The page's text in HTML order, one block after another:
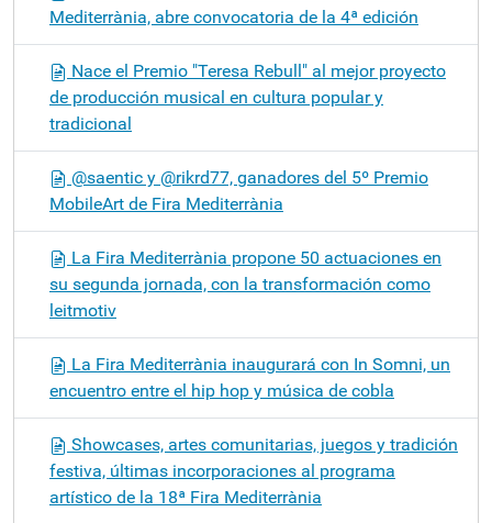
Mediterrània, abre convocatoria de la 4ª edición
Nace el Premio "Teresa Rebull" al mejor proyecto
de producción musical en cultura popular y
tradicional
@saentic y @rikrd77, ganadores del 5º Premio
MobileArt de Fira Mediterrània
La Fira Mediterrània propone 50 actuaciones en
su segunda jornada, con la transformación como
leitmotiv
La Fira Mediterrània inaugurará con In Somni, un
encuentro entre el hip hop y música de cobla
Showcases, artes comunitarias, juegos y tradición
festiva, últimas incorporaciones al programa
artístico de la 18ª Fira Mediterrània